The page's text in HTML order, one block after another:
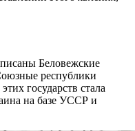
Беловежские
республики
государств стала
на базе УССР и